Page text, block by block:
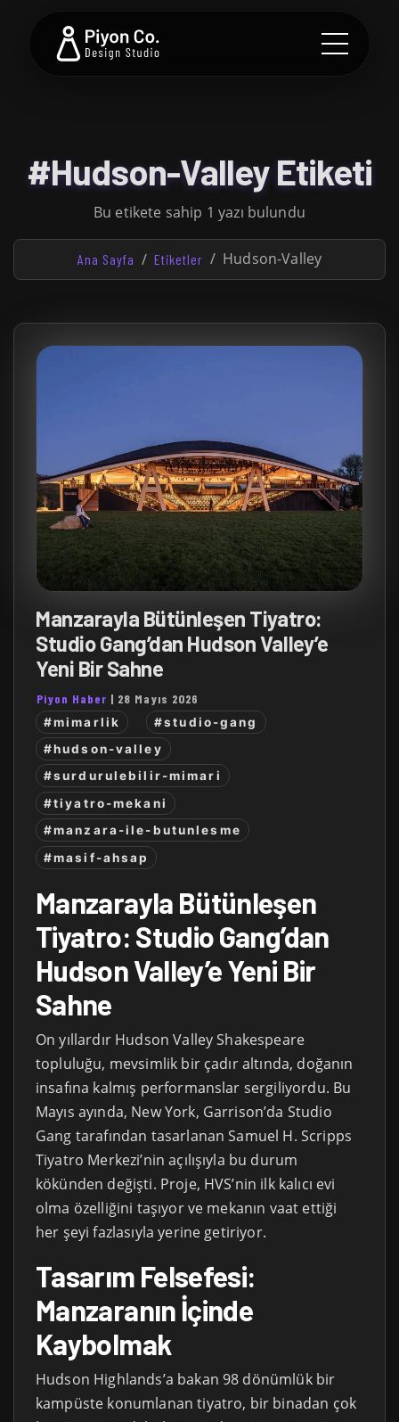
#Hudson-Valley Etiketi
Bu etikete sahip 1 yazı bulundu
Ana Sayfa Etiketler Hudson-Valley
Manzarayla Bütünleşen Tiyatro:
Studio Gang’dan Hudson Valley’e
Yeni Bir Sahne
Piyon Haber | 28 Mayıs 2026
#mimarlik
#studio-gang
#hudson-valley
#surdurulebilir-mimari
#tiyatro-mekani
#manzara-ile-butunlesme
#masif-ahsap
Manzarayla Bütünleşen
Tiyatro: Studio Gang’dan
Hudson Valley’e Yeni Bir
Sahne
On yıllardır Hudson Valley Shakespeare
topluluğu, mevsimlik bir çadır altında, doğanın
insafına kalmış performanslar sergiliyordu. Bu
Mayıs ayında, New York, Garrison’da Studio
Gang tarafından tasarlanan Samuel H. Scripps
Tiyatro Merkezi’nin açılışıyla bu durum
kökünden değişti. Proje, HVS’nin ilk kalıcı evi
olma özelliğini taşıyor ve mekanın vaat ettiği
her şeyi fazlasıyla yerine getiriyor.
Tasarım Felsefesi:
Manzaranın İçinde
Kaybolmak
Hudson Highlands’a bakan 98 dönümlük bir
kampüste konumlanan tiyatro, bir binadan çok